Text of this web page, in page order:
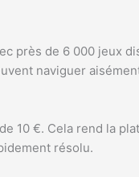
près de 6 000 jeux
naviguer
10 €. Cela rend la
résolu.